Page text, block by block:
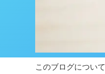
このブログについて